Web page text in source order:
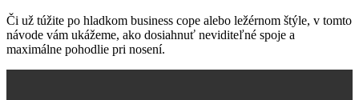
Či už túžite po hladkom business cope alebo ležérnom štýle, v tomto
návode vám ukážeme, ako dosiahnuť neviditeľné spoje a
maximálne pohodlie pri nosení.